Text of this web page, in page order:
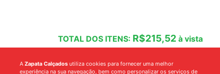
TOTAL DOS ITENS: R$215,52 à vista
FINALIZAR COMPRA
A Zapata Calçados utiliza cookies para fornecer uma melhor
experiência na sua navegação, bem como personalizar os serviços de